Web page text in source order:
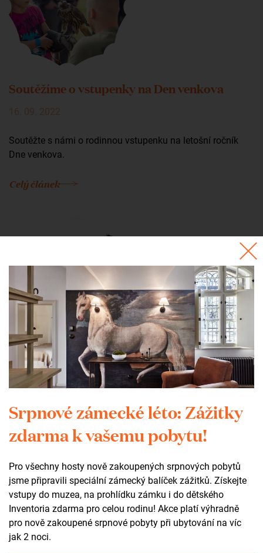
Soutěžíme o vstupenky na Den venkova
16. 09. 2022
Soutěžte s námi o rodinnou vstupenku na letošní ročník
Dne venkova.
Celý článek
10. festival KoresponDance oživil město
Žďár nad Sázavou
Již po desáté vnesl festival KoresponDance život a pohyb
do rozličných prostor města Žďár nad Sázavou. Jubilejní
současný tanec, pohybové divadlo i nový cirkus, se zde
úspěšně odehrála mezi 14. a 17. červencem.
KoresponDance platí za největší site-specific festival
současného tance v České republice a zároveň za jeden z
klíčových projektů regionu Vysočina.
Srpnové zámecké léto: Zážitky
zdarma k vašemu pobytu!
Pro všechny hosty nově zakoupených srpnových pobytů
jsme připravili speciální zámecký balíček zážitků. Získejte
vstupy do muzea, na prohlídku zámku i do dětského
Inventoria zdarma pro celou rodinu! Akce platí výhradně
pro nově zakoupené srpnové pobyty při ubytování na víc
jak 2 noci.